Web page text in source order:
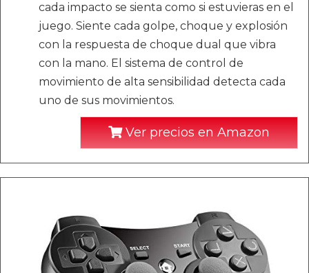
cada impacto se sienta como si estuvieras en el
juego. Siente cada golpe, choque y explosión
con la respuesta de choque dual que vibra
con la mano. El sistema de control de
movimiento de alta sensibilidad detecta cada
uno de sus movimientos.
Ver precios en Amazon